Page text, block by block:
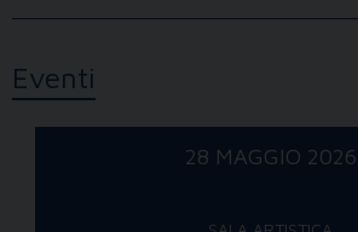
Eventi
28 MAGGIO 2026